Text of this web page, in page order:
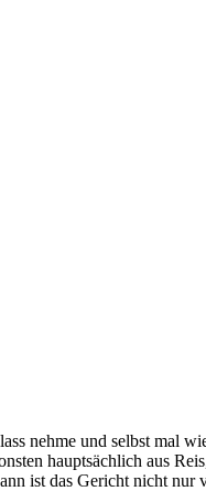
nehme und selbst mal
hauptsächlich aus
ist das Gericht nicht nur